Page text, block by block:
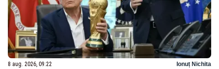
8 aug. 2026, 09:22 Ionuț Nichita